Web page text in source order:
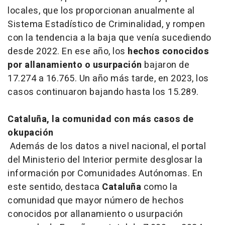
locales, que los proporcionan anualmente al
Sistema Estadístico de Criminalidad, y rompen
con la tendencia a la baja que venía sucediendo
desde 2022. En ese año, los hechos conocidos
por allanamiento o usurpación bajaron de
17.274 a 16.765. Un año más tarde, en 2023, los
casos continuaron bajando hasta los 15.289.
Cataluña, la comunidad con más casos de
okupación
Además de los datos a nivel nacional, el portal
del Ministerio del Interior permite desglosar la
información por Comunidades Autónomas. En
este sentido, destaca Cataluña como la
comunidad que mayor número de hechos
conocidos por allanamiento o usurpación